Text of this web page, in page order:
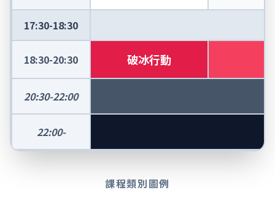
17:30-18:30
18:30-20:30 破冰行動
20:30-22:00
22:00-
課程類別圖例